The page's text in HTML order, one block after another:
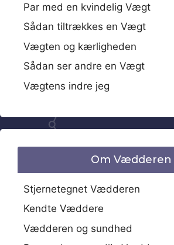
Par med en kvindelig Vægt
Sådan tiltrækkes en Vægt
Vægten og kærligheden
Sådan ser andre en Vægt
Vægtens indre jeg
Om Vædderen
Stjernetegnet Vædderen
Kendte Væddere
Vædderen og sundhed